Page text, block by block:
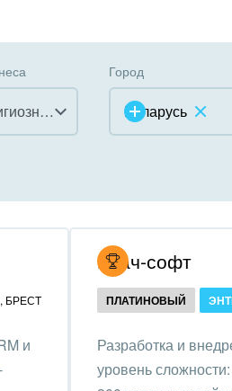
Некоммерческие, религиозные организации, Благотворительность
ЖКХ
Город
Беларусь
, БРЕСТ
и
Итач-софт
ПЛАТИНОВЫЙ
Разработка и
уровень